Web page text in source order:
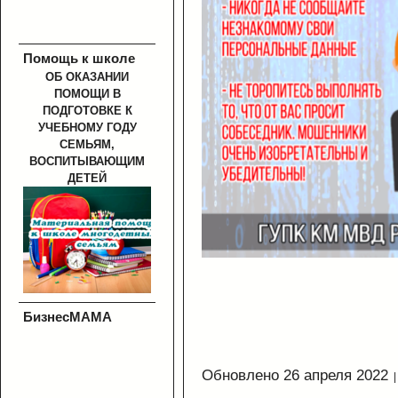
Помощь к школе
ОБ ОКАЗАНИИ
ПОМОЩИ В
ПОДГОТОВКЕ К
УЧЕБНОМУ ГОДУ
СЕМЬЯМ,
ВОСПИТЫВАЮЩИМ
ДЕТЕЙ
БизнесМАМА
Обновлено 26 апреля 2022